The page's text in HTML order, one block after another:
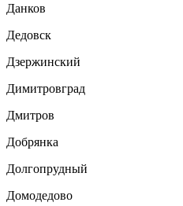
Данков
Дедовск
Дзержинский
Димитровград
Дмитров
Добрянка
Долгопрудный
Домодедово